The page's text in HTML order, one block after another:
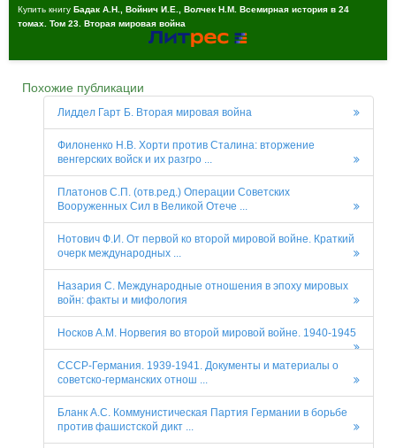
Купить книгу Бадак А.Н., Войнич И.Е., Волчек Н.М. Всемирная история в 24
томах. Том 23. Вторая мировая война
Похожие публикации
Лиддел Гарт Б. Вторая мировая война
Филоненко Н.В. Хорти против Сталина: вторжение
венгерских войск и их разгро ...
Платонов С.П. (отв.ред.) Операции Советских
Вооруженных Сил в Великой Отече ...
Нотович Ф.И. От первой ко второй мировой войне. Краткий
очерк международных ...
Назария С. Международные отношения в эпоху мировых
войн: факты и мифология
Носков А.М. Норвегия во второй мировой войне. 1940-1945
СССР-Германия. 1939-1941. Документы и материалы о
советско-германских отнош ...
Бланк А.С. Коммунистическая Партия Германии в борьбе
против фашистской дикт ...